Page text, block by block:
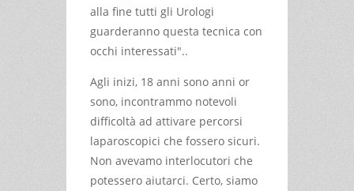
alla fine tutti gli Urologi
guarderanno questa tecnica con
occhi interessati"..
Agli inizi, 18 anni sono anni or
sono, incontrammo notevoli
difficoltà ad attivare percorsi
laparoscopici che fossero sicuri.
Non avevamo interlocutori che
potessero aiutarci. Certo, siamo